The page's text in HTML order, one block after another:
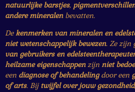
natuurlijke barstjes,
andere mineralenbevatten.
Dekenmerken van mineralen en
niet wetenschappelijk bewezen. Ze zijn
van gebruikers en
heilzame eigenschappenzijn niet
een diagnose of behandelingdoor een
of arts. Bijtwijfel over jouw gezondheid